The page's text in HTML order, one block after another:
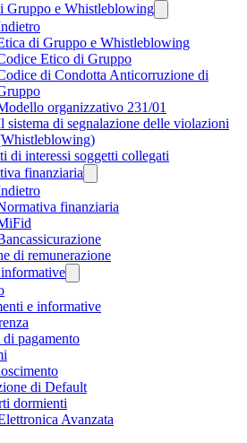
Gruppo e Whistleblowing
di Gruppo e Whistleblowing
Etico di Gruppo
di Condotta Anticorruzione di
organizzativo 231/01
sistema di segnalazione delle violazioni
di interessi soggetti collegati
finanziaria
finanziaria
di remunerazione
e informative
pagamento
di Default
dormienti
Avanzata